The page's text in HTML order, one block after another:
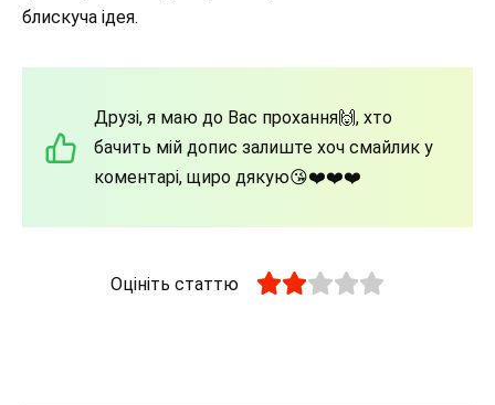
блискуча ідея.
Друзі, я маю до Вас прохання🙌, хто
бачить мій допис залиште хоч смайлик у
коментарі, щиро дякую😘❤️❤️❤️
Оцініть статтю